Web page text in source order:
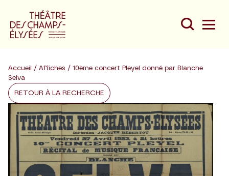
Du
Au
Accueil / Affiches / 10ème concert Pleyel donné par Blanche
Selva
RETOUR À LA RECHERCHE